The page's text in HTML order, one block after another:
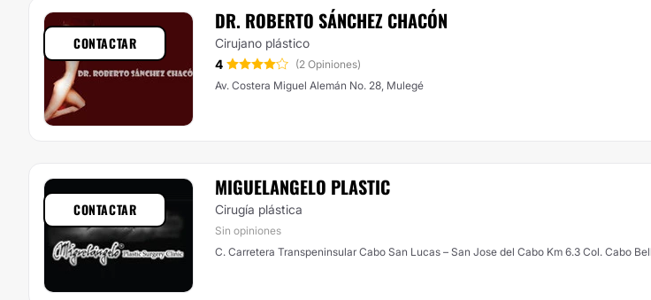
DR. ROBERTO SÁNCHEZ CHACÓN
Cirujano plástico
4
(2 Opiniones)
Av. Costera Miguel Alemán No. 28, Mulegé
CONTACTAR
MIGUELANGELO PLASTIC
Cirugía plástica
Sin opiniones
C. Carretera Transpeninsular Cabo San Lucas – San Jose del Cabo Km 6.3 Col. Cabo
CONTACTAR